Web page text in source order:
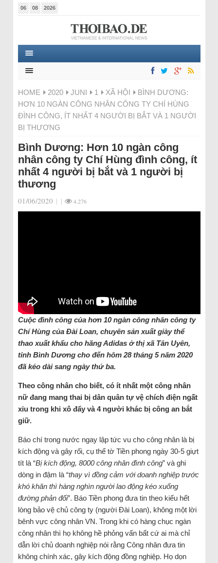
06 08 2026
HOME 2020 JUNI 1 XÃ HỘI
BÌNH DƯƠNG:
HƠN 10 NGÀN CÔNG NHÂN CÔNG TY CHÍ HÙNG
ĐÌNH CÔNG, ÍT NHẤT 4 NGƯỜI BỊ BẮT VÀ 1 NGƯỜI
BỊ THƯƠNG
Bình Dương: Hơn 10 ngàn công
nhân công ty Chí Hùng đình công, ít
nhất 4 người bị bắt và 1 người bị
thương
01/06/2020 | | 4.276
Cuộc đình công của hơn 10 ngàn công nhân công ty
Chí Hùng của Đài Loan, chuyên sản xuất giày thể
thao xuất khẩu cho hãng Adidas ở thị xã Tân Uyên,
tỉnh Bình Dương cho đến hôm 28 tháng 5 năm 2020
đã kéo dài sang ngày thứ ba.
Theo công nhân cho biết, có ít nhất một công nhân
nữ đang mang thai bị dân quân tự vệ chích điện ngất
xỉu trong khi xô đẩy và 4 người khác bị công an bắt
giữ.
Báo chí trong nước ngay lập tức vu cho công nhân là bị
kích động và gây rối, cụ thể tờ Tiền phong ngày 30-5 giựt
tít là “Bị kích động, 8000 công nhân đình công” và ghi
dòng in đậm là “thay vì đồng cảm với doanh nghiệp trước
khó khăn thì hàng nghìn người lao động kéo xuống
đường phản đối”. Báo Tiền phong đưa tin theo kiểu hết
lòng bảo vệ chủ công ty (người Đài Loan), không một lời
bênh vực công nhân VN. Trong khi có hàng chục ngàn
công nhân thì họ không hề phỏng vấn bất cứ ai mà chỉ
dẫn lời chủ doanh nghiệp nói rằng Công nhân đưa tin
không chính xác, gây kích động đồng nghiệp. Họ dọn